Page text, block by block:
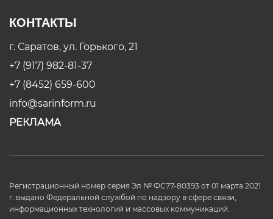
КОНТАКТЫ
г. Саратов, ул. Горького, 21
+7 (917) 982-81-37
+7 (8452) 659-600
info@sarinform.ru
РЕКЛАМА
Регистрационный номер серия Эл № ФС77-80393 от 01 марта 2021
г. выдано Федеральной службой по надзору в сфере связи,
информационных технологий и массовых коммуникаций.